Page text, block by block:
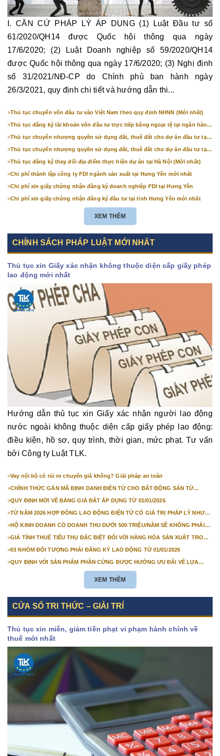
I. CĂN CỨ PHÁP LÝ ÁP DỤNG (1) Luật Đầu tư số
61/2020/QH14 được Quốc hội thông qua ngày
17/6/2020; (2) Luật Doanh nghiệp số 59/2020/QH14
được Quốc hội thông qua ngày 17/6/2020; (3) Nghị định
số 31/2021/NĐ-CP do Chính phủ ban hành ngày
26/3/2021, quy định chi tiết và hướng dẫn thi...
>Thủ tục chuyển vốn đầu tư vào Việt Nam theo quy định NHNN (Mới nhất)
>Thủ tục đăng ký tài khoản vốn đầu tư trực tiếp bằng ngoại tệ tại ngân hàng
>Thủ tục chuyển nhượng quyền sử dụng đất, thuê đất cho dự án đầu tư tại
>Thủ tục chuyển nhượng quyền sử dụng đất, thuê đất cho dự án đầu tư tại
>Thủ tục đăng ký thay đổi địa điểm thực hiện dự án tại Hà Nội (Mới nhất)
>Chi phí thành lập công ty FDI ngành sản xuất tại Hưng Yên mới nhất
>Chi phí xin giấy chứng nhận đăng ký doanh nghiệp FDI tại Hưng Yên
>Chi phí xin giấy chứng nhận đăng ký đầu tư tại tỉnh Hưng Yên mới nhất
XEM THÊM
CHÍNH SÁCH PHÁP LUẬT MỚI NHẤT
Thủ tục xin Giấy xác nhận không thuộc diện cấp giấy phép
lao động mới nhất
Hướng dẫn thủ tục xin Giấy xác nhận người lao động
nước ngoài không thuộc diện cấp giấy phép lao động:
điều kiện, hồ sơ, quy trình, thời gian, mức phạt. Tư vấn
bởi Công ty Luật TLK.
>Vay nội bộ có rủi ro chuyển giá không? Giải pháp an toàn
>CHÍNH THỨC GẮN MÃ ĐỊNH DANH ĐIỆN TỬ CHO BẤT ĐỘNG SẢN TỪ
>QUY ĐỊNH MỚI VỀ BẢNG GIÁ ĐẤT ÁP DỤNG TỪ 01/01/2026
>TỪ NĂM 2026 HỢP ĐỒNG LAO ĐỘNG ĐIỆN TỬ CÓ GIÁ TRỊ PHÁP LÝ NHƯ
>HỘ KINH DOANH CÓ DOANH THU DƯỚI 500 TRIỆU/NĂM SẼ KHÔNG PHẢI
>GIÁ TÍNH THUẾ TIÊU THỤ ĐẶC BIỆT ĐỐI VỚI HÀNG HÓA SẢN XUẤT TRONG
>03 NHÓM ĐỐI TƯỢNG PHẢI ĐĂNG KÝ LAO ĐỘNG TỪ 01/01/2026
>QUY ĐỊNH VỚI SẢN PHẨM PHẦN CỨNG ĐƯỢC HƯỞNG ƯU ĐÃI VỀ LỰA
XEM THÊM
CỬA SỔ TRI THỨC – GIẢI TRÍ
Thủ tục xin miễn, giảm tiền phạt vi phạm hành chính về
thuế mới nhất